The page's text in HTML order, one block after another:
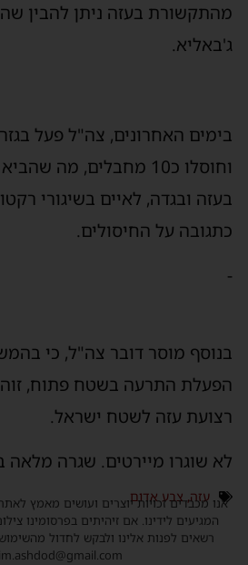
מהתקשורת בעזה ניתן להבין
ג'באליא.
בימים האחרונים, צה"ל פעל
וחוסלו כ10 מחבלים, מה
בעזה ובגדה, לאיים בשיגורי
כתגובה על החיסולים.
-
בנוסף מוסר דובר צה"ל, כי
הפעלת התרעה בשטח פתוח,
רצועת עזה לשטח ישראל.
לא שוגרו מיירטים. שגרה מלאה
עזה,צבע אדום
אנו מכבדים זכויות יוצרים ועושים מאמץ
המגיעים לידינו. אם זיהיתים בפרסומינו
רשאים לפנות אלינו ולבקש לחדול